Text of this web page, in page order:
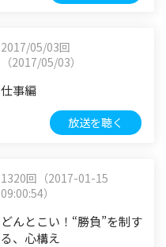
2017/05/03回
（2017/05/03）
仕事編
放送を聴く
1320回（2017-01-15
09:00:54）
どんとこい！“勝負”を制す
る、心構え